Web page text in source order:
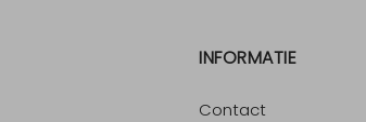
INFORMATIE
Contact